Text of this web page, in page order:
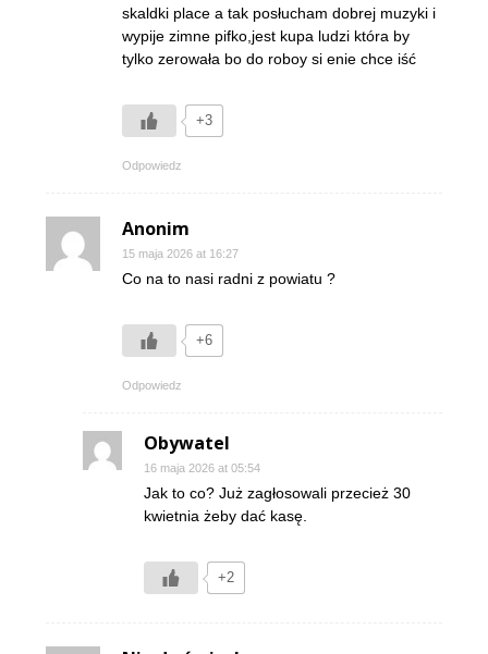
skaldki place a tak posłucham dobrej muzyki i
wypije zimne pifko,jest kupa ludzi która by
tylko zerowała bo do roboy si enie chce iść
+3
Odpowiedz
Anonim
15 maja 2026 at 16:27
Co na to nasi radni z powiatu ?
+6
Odpowiedz
Obywatel
16 maja 2026 at 05:54
Jak to co? Już zagłosowali przecież 30
kwietnia żeby dać kasę.
+2